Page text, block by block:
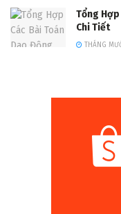
Tổng Hợp
Chi Tiết
THÁNG